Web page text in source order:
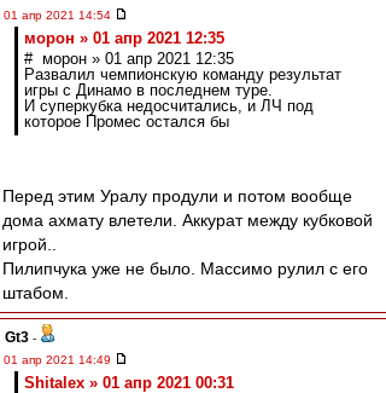
01 апр 2021 14:54
морон » 01 апр 2021 12:35
# морон » 01 апр 2021 12:35
Развалил чемпионскую команду результат
игры с Динамо в последнем туре.
И суперкубка недосчитались, и ЛЧ под
которое Промес остался бы
Перед этим Уралу продули и потом вообще
дома ахмату влетели. Аккурат между кубковой
игрой..
Пилипчука уже не было. Массимо рулил с его
штабом.
Gt3 -
01 апр 2021 14:49
Shitalex » 01 апр 2021 00:31